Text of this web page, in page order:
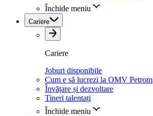
Închide meniu
Cariere
Cariere
Joburi disponibile
Cum e să lucrezi la OMV Petrom
Învățare și dezvoltare
Tineri talentați
Închide meniu